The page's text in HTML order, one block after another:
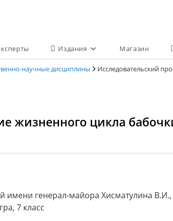
Издания Магазин
научные дисциплины
Исследовательский
жизненного цикла
имени генерал-майора Хисматулина В.И.,
7 класс